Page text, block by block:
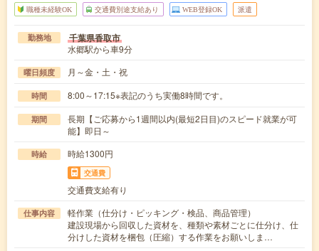
職種未経験OK 交通費別途支給あり WEB登録OK 派遣
勤務地 千葉県香取市
水郷駅から車9分
曜日頻度 月～金・土・祝
時間 8:00～17:15※表記のうち実働8時間です。
期間
長期【ご応募から1週間以内(最短2日目)のスピード就業が可
能】即日～
時給 時給1300円
交通費
交通費支給有り
仕事内容
軽作業（仕分け・ピッキング・検品、商品管理）
建設現場から回収した資材を、種類や素材ごとに仕分け、仕
分けした資材を梱包（圧縮）する作業をお願いしま…